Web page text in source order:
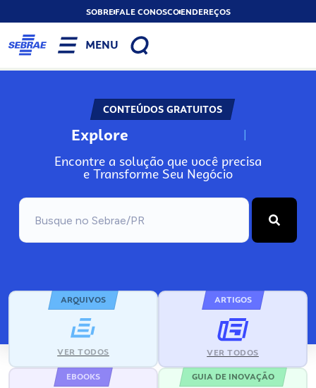
SOBREFALE CONOSCOENDEREÇOS
MENU
CONTEÚDOS GRATUITOS
Explore N
Encontre a solução que você precisa
e Transforme Seu Negócio
ARQUIVOS
VER TODOS
ARTIGOS
VER TODOS
EBOOKS GUIA DE INOVAÇÃO